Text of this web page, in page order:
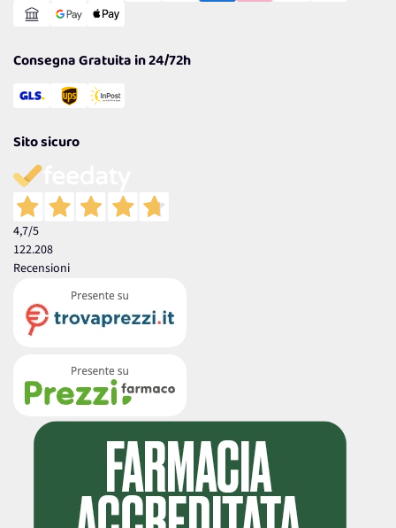
Consegna Gratuita in 24/72h
Sito sicuro
4,7/5
122.208
Recensioni